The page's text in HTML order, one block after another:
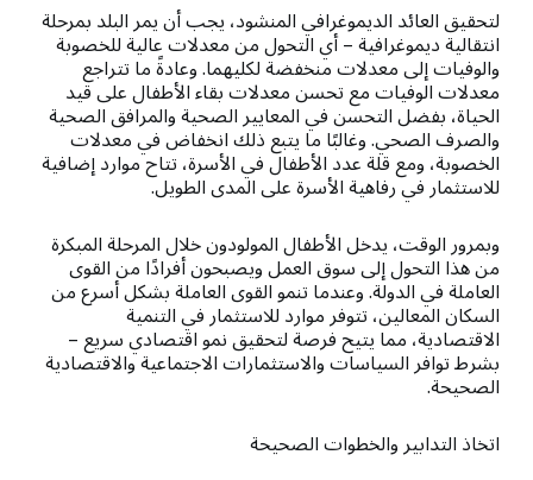
لتحقيق العائد الديموغرافي المنشود، يجب أن يمر البلد بمرحلة
انتقالية ديموغرافية – أي التحول من معدلات عالية للخصوبة
والوفيات إلى معدلات منخفضة لكليهما. وعادةً ما تتراجع
معدلات الوفيات مع تحسن معدلات بقاء الأطفال على قيد
الحياة، بفضل التحسن في المعايير الصحية والمرافق الصحية
والصرف الصحي. وغالبًا ما يتبع ذلك انخفاض في معدلات
الخصوبة، ومع قلة عدد الأطفال في الأسرة، تتاح موارد إضافية
للاستثمار في رفاهية الأسرة على المدى الطويل.
وبمرور الوقت، يدخل الأطفال المولودون خلال المرحلة المبكرة
من هذا التحول إلى سوق العمل ويصبحون أفرادًا من القوى
العاملة في الدولة. وعندما تنمو القوى العاملة بشكل أسرع من
السكان المعالين، تتوفر موارد للاستثمار في التنمية
الاقتصادية، مما يتيح فرصة لتحقيق نمو اقتصادي سريع –
بشرط توافر السياسات والاستثمارات الاجتماعية والاقتصادية
الصحيحة.
اتخاذ التدابير والخطوات الصحيحة